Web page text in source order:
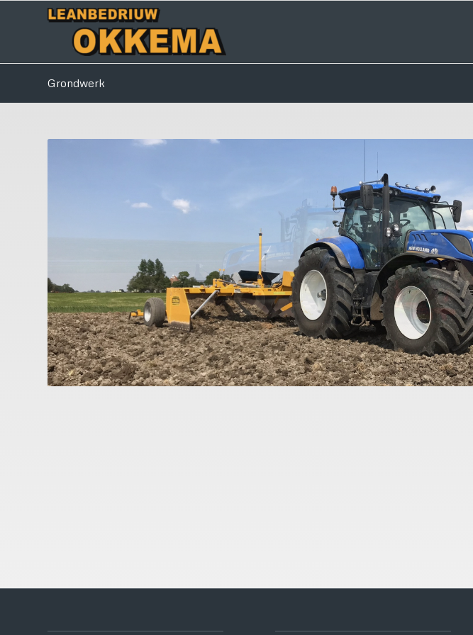
Grondwerk